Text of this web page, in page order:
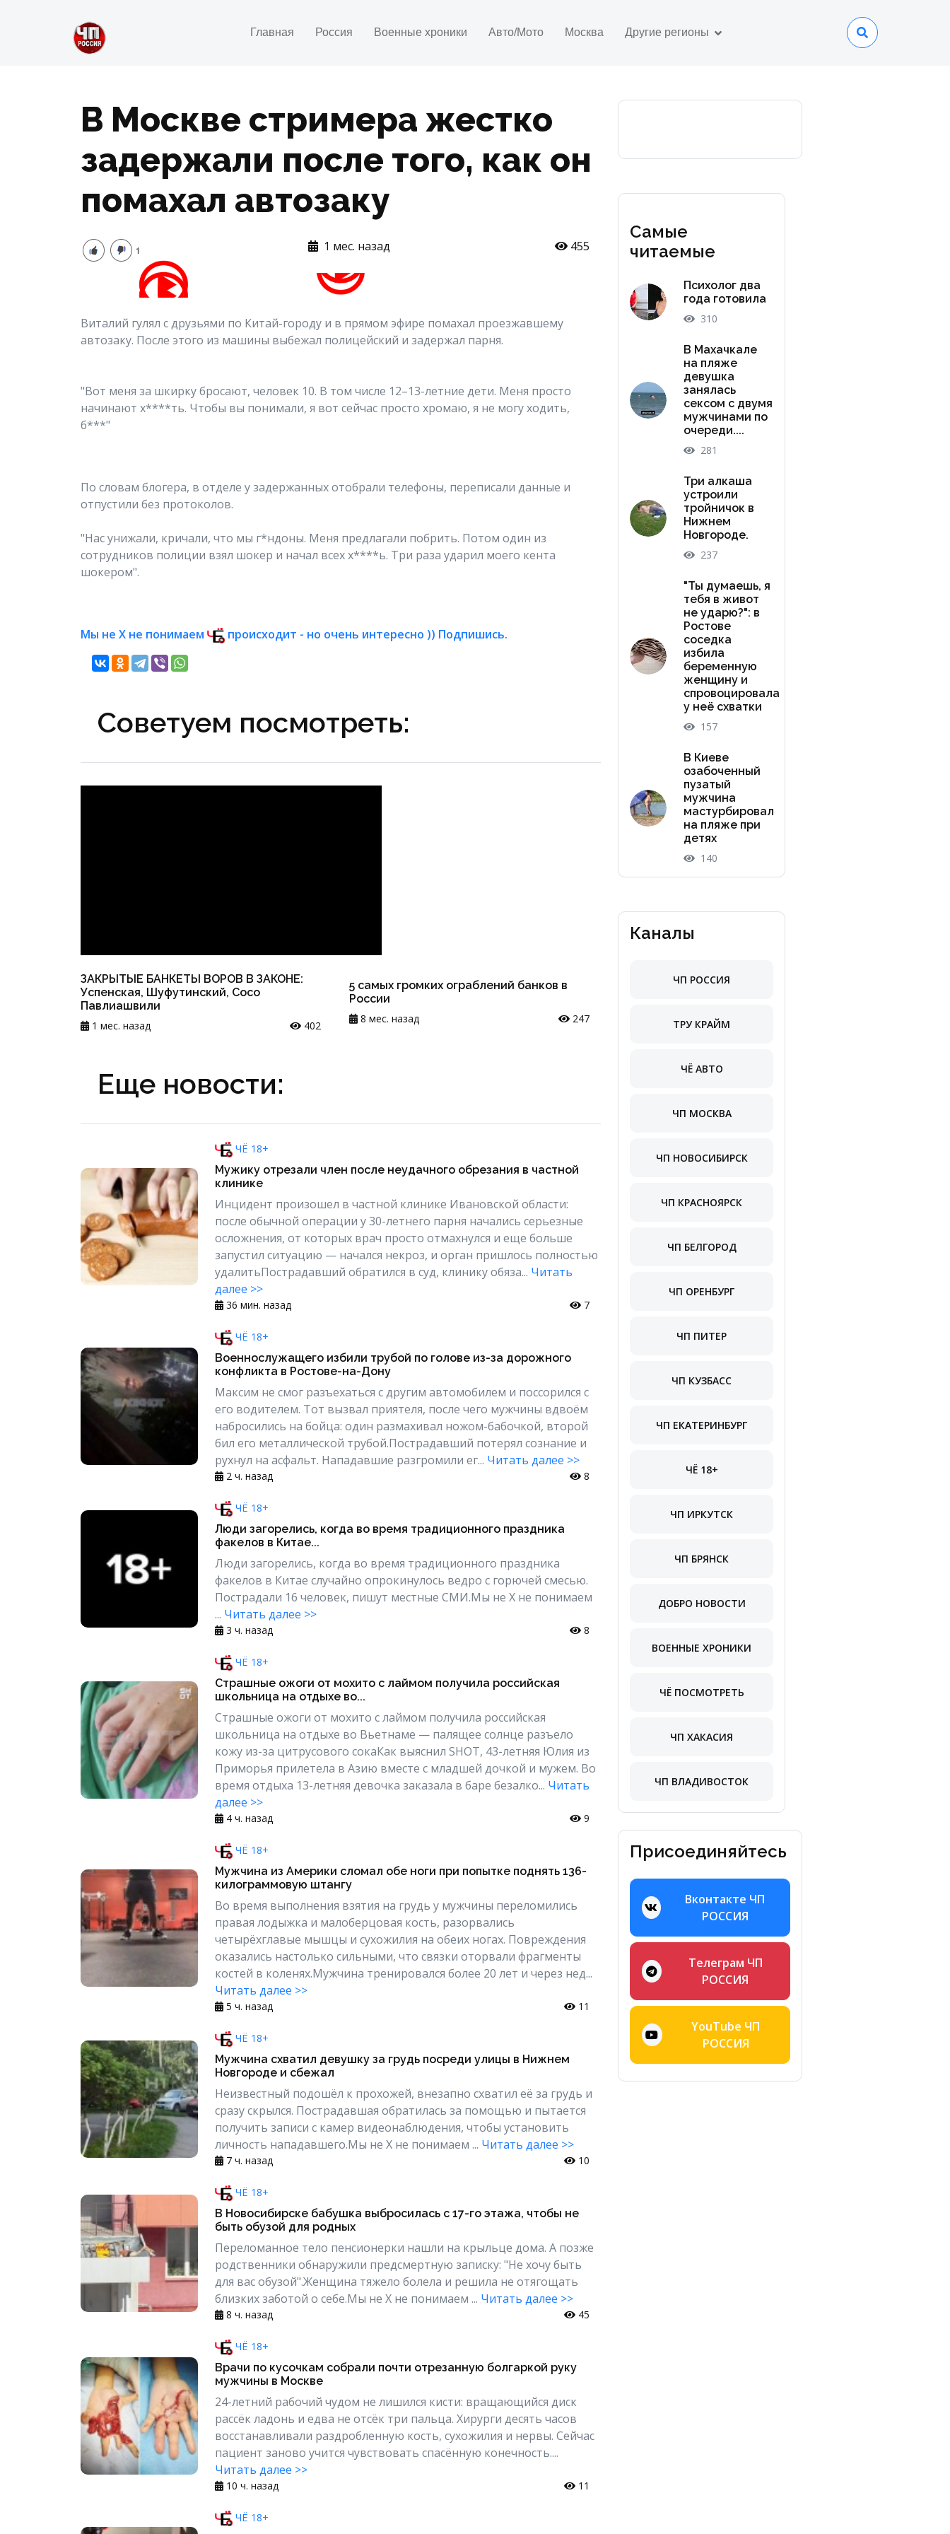
Главная Россия Военные хроники Авто/Мото Москва Другие регионы
В Москве стримера жестко
задержали после того, как он
помахал автозаку
1 1 мес. назад 455
Виталий гулял с друзьями по Китай-городу и в прямом эфире помахал проезжавшему
автозаку. После этого из машины выбежал полицейский и задержал парня.
"Вот меня за шкирку бросают, человек 10. В том числе 12–13-летние дети. Меня просто
начинают х****ть. Чтобы вы понимали, я вот сейчас просто хромаю, я не могу ходить,
б***"
По словам блогера, в отделе у задержанных отобрали телефоны, переписали данные и
отпустили без протоколов.
"Нас унижали, кричали, что мы г*ндоны. Меня предлагали побрить. Потом один из
сотрудников полиции взял шокер и начал всех х****ь. Три раза ударил моего кента
шокером".
Мы не Х не понимаем происходит - но очень интересно )) Подпишись.
Советуем посмотреть:
ЗАКРЫТЫЕ БАНКЕТЫ ВОРОВ В ЗАКОНЕ:
Успенская, Шуфутинский, Сосо
Павлиашвили
1 мес. назад
402
5 самых громких ограблений банков в
России
8 мес. назад
247
Еще новости:
ЧЁ 18+
Мужику отрезали член после неудачного обрезания в частной
клинике
Инцидент произошел в частной клинике Ивановской области:
после обычной операции у 30-летнего парня начались серьезные
осложнения, от которых врач просто отмахнулся и еще больше
запустил ситуацию — начался некроз, и орган пришлось полностью
удалитьПострадавший обратился в суд, клинику обяза... Читать
далее >>
36 мин. назад 7
ЧЁ 18+
Военнослужащего избили трубой по голове из-за дорожного
конфликта в Ростове-на-Дону
Максим не смог разъехаться с другим автомобилем и поссорился с
его водителем. Тот вызвал приятеля, после чего мужчины вдвоём
набросились на бойца: один размахивал ножом-бабочкой, второй
бил его металлической трубой.Пострадавший потерял сознание и
рухнул на асфальт. Нападавшие разгромили ег... Читать далее >>
2 ч. назад 8
ЧЁ 18+
Люди загорелись, когда во время традиционного праздника
факелов в Китае...
Люди загорелись, когда во время традиционного праздника
факелов в Китае случайно опрокинулось ведро с горючей смесью.
Пострадали 16 человек, пишут местные СМИ.Мы не Х не понимаем
... Читать далее >>
3 ч. назад 8
ЧЁ 18+
Страшные ожоги от мохито с лаймом получила российская
школьница на отдыхе во...
Страшные ожоги от мохито с лаймом получила российская
школьница на отдыхе во Вьетнаме — палящее солнце разъело
кожу из-за цитрусового сокаКак выяснил SHOT, 43-летняя Юлия из
Приморья прилетела в Азию вместе с младшей дочкой и мужем. Во
время отдыха 13-летняя девочка заказала в баре безалко... Читать
далее >>
4 ч. назад 9
ЧЁ 18+
Мужчина из Америки сломал обе ноги при попытке поднять 136-
килограммовую штангу
Во время выполнения взятия на грудь у мужчины переломились
правая лодыжка и малоберцовая кость, разорвались
четырёхглавые мышцы и сухожилия на обеих ногах. Повреждения
оказались настолько сильными, что связки оторвали фрагменты
костей в коленях.Мужчина тренировался более 20 лет и через нед...
Читать далее >>
5 ч. назад 11
ЧЁ 18+
Мужчина схватил девушку за грудь посреди улицы в Нижнем
Новгороде и сбежал
Неизвестный подошёл к прохожей, внезапно схватил её за грудь и
сразу скрылся. Пострадавшая обратилась за помощью и пытается
получить записи с камер видеонаблюдения, чтобы установить
личность нападавшего.Мы не Х не понимаем ... Читать далее >>
7 ч. назад 10
ЧЁ 18+
В Новосибирске бабушка выбросилась с 17-го этажа, чтобы не
быть обузой для родных
Переломанное тело пенсионерки нашли на крыльце дома. А позже
родственники обнаружили предсмертную записку: "Не хочу быть
для вас обузой".Женщина тяжело болела и решила не отягощать
близких заботой о себе.Мы не Х не понимаем ... Читать далее >>
8 ч. назад 45
ЧЁ 18+
Врачи по кусочкам собрали почти отрезанную болгаркой руку
мужчины в Москве
24-летний рабочий чудом не лишился кисти: вращающийся диск
рассёк ладонь и едва не отсёк три пальца. Хирурги десять часов
восстанавливали раздробленную кость, сухожилия и нервы. Сейчас
пациент заново учится чувствовать спасённую конечность....
Читать далее >>
10 ч. назад 11
ЧЁ 18+
Самые
читаемые
Психолог два
года готовила
310
В Махачкале
на пляже
девушка
занялась
сексом с двумя
мужчинами по
очереди....
281
Три алкаша
устроили
тройничок в
Нижнем
Новгороде.
237
"Ты думаешь, я
тебя в живот
не ударю?": в
Ростове
соседка
избила
беременную
женщину и
спровоцировала
у неё схватки
157
В Киеве
озабоченный
пузатый
мужчина
мастурбировал
на пляже при
детях
140
Каналы
ЧП РОССИЯ
ТРУ КРАЙМ
ЧЁ АВТО
ЧП МОСКВА
ЧП НОВОСИБИРСК
ЧП КРАСНОЯРСК
ЧП БЕЛГОРОД
ЧП ОРЕНБУРГ
ЧП ПИТЕР
ЧП КУЗБАСС
ЧП ЕКАТЕРИНБУРГ
ЧЁ 18+
ЧП ИРКУТСК
ЧП БРЯНСК
ДОБРО НОВОСТИ
ВОЕННЫЕ ХРОНИКИ
ЧЁ ПОСМОТРЕТЬ
ЧП ХАКАСИЯ
ЧП ВЛАДИВОСТОК
Присоединяйтесь
Вконтакте ЧП
РОССИЯ
Телеграм ЧП
РОССИЯ
YouTube ЧП
РОССИЯ